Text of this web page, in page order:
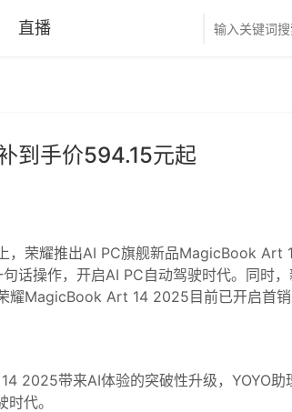
直播
到手价594.15元起
，荣耀推出AI PC旗舰新品MagicBook Art
话操作，开启AI PC自动驾驶时代。同时
耀MagicBook Art 14 2025目前已开启首
2025带来AI体验的突破性升级，YOYO助
代。